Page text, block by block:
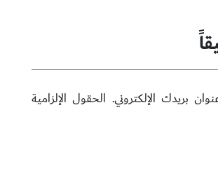
بريدك الإلكتروني. الحقول الإلزامية